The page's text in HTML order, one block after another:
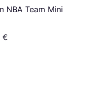
NBA Team Mini
€